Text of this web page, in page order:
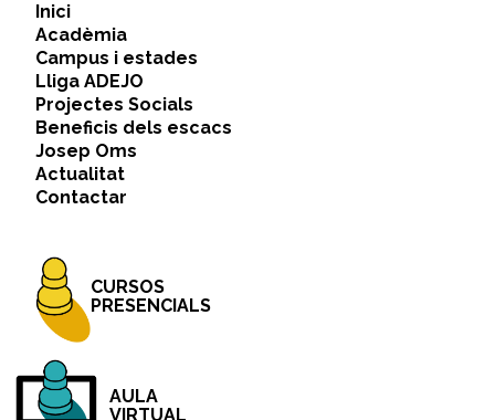
Inici
Acadèmia
Campus i estades
Lliga ADEJO
Projectes Socials
Beneficis dels escacs
Josep Oms
Actualitat
Contactar
CURSOS
PRESENCIALS
AULA
VIRTUAL